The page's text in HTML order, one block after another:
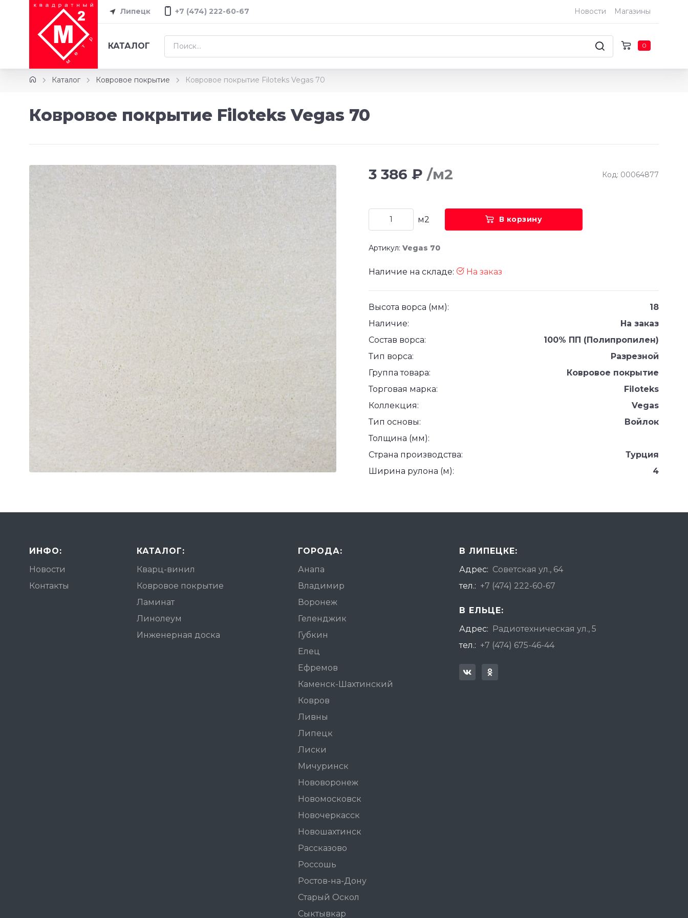
Липецк +7 (474) 222-60-67 Новости Магазины
КАТАЛОГ 0
Каталог Ковровое покрытие Ковровое покрытие Filoteks Vegas 70
Ковровое покрытие Filoteks Vegas 70
3 386 ₽ /м2 Код: 00064877
м2 В корзину
Артикул: Vegas 70
Наличие на складе: На заказ
Высота ворса (мм):
18
Наличие:
На заказ
Состав ворса:
100% ПП (Полипропилен)
Тип ворса:
Разрезной
Группа товара:
Ковровое покрытие
Торговая марка:
Filoteks
Коллекция:
Vegas
Тип основы:
Войлок
Толщина (мм):
Страна производства:
Турция
Ширина рулона (м):
4
ИНФО:
Новости
Контакты
КАТАЛОГ:
Кварц-винил
Ковровое покрытие
Ламинат
Линолеум
Инженерная доска
ГОРОДА:
Анапа
Владимир
Воронеж
Геленджик
Губкин
Елец
Ефремов
Каменск-Шахтинский
Ковров
Ливны
Липецк
Лиски
Мичуринск
Нововоронеж
Новомосковск
Новочеркасск
Новошахтинск
Рассказово
Россошь
Ростов-на-Дону
Старый Оскол
Сыктывкар
В ЛИПЕЦКЕ:
Адрес: Советская ул., 64
тел.: +7 (474) 222-60-67
В ЕЛЬЦЕ:
Адрес:
Радиотехническая ул., 5
тел.: +7 (474) 675-46-44